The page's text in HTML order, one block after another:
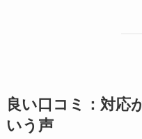
良い口コミ：対応
いう声